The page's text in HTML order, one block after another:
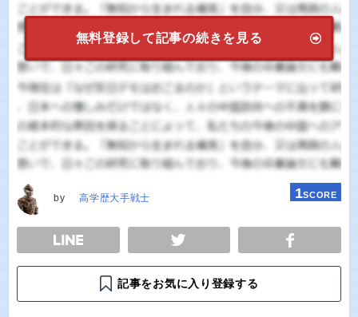
無料登録して記事の続きを見る
by 高学歴大手戦士 1SCORE
TWEET
記事をお気に入り登録する